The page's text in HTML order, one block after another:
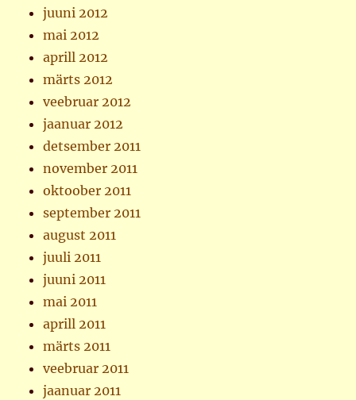
juuni 2012
mai 2012
aprill 2012
märts 2012
veebruar 2012
jaanuar 2012
detsember 2011
november 2011
oktoober 2011
september 2011
august 2011
juuli 2011
juuni 2011
mai 2011
aprill 2011
märts 2011
veebruar 2011
jaanuar 2011